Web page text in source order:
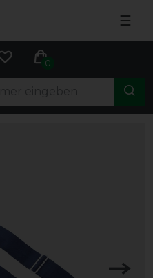
☰
0